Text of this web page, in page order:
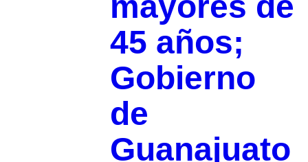
45 años;
Gobierno
de
Guanajuato